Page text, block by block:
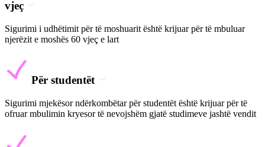
vjeç
Sigurimi i udhëtimit për të moshuarit është krijuar për të mbuluar
njerëzit e moshës 60 vjeç e lart
Për studentët
Sigurimi mjekësor ndërkombëtar për studentët është krijuar për të
ofruar mbulimin kryesor të nevojshëm gjatë studimeve jashtë vendit